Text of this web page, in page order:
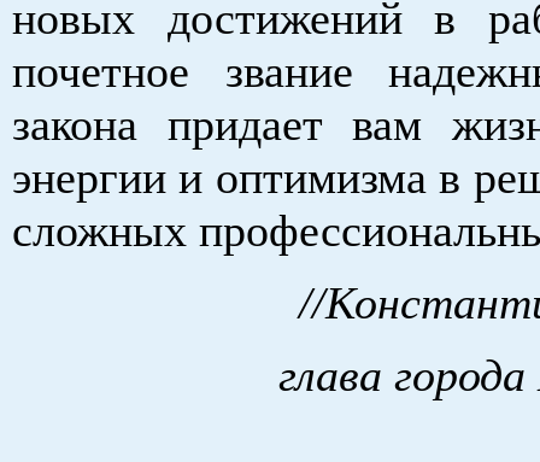
новых достижений в
почетное звание
закона придает вам
энергии и оптимизма в
сложных
//
глава